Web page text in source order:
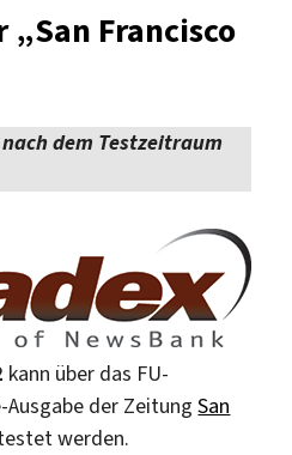
auf
Francisco
dem Testzeitraum
kann über das FU-
Ausgabe der ZeitungSan
werden.